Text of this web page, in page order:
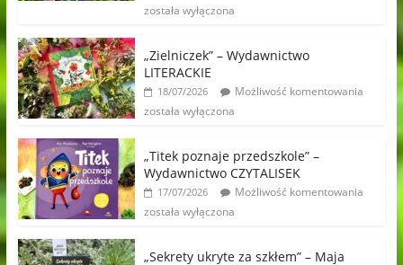
została wyłączona
„Zielniczek” – Wydawnictwo
LITERACKIE
18/07/2026
Możliwość komentowania
została wyłączona
„Titek poznaje przedszkole” –
Wydawnictwo CZYTALISEK
17/07/2026
Możliwość komentowania
została wyłączona
„Sekrety ukryte za szkłem” – Maja